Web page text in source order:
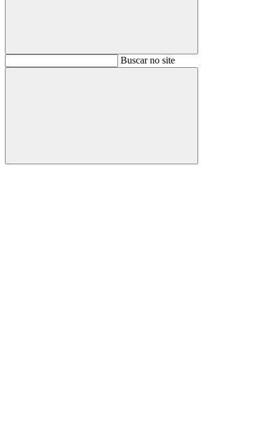
BuscarBuscar no site
Buscar